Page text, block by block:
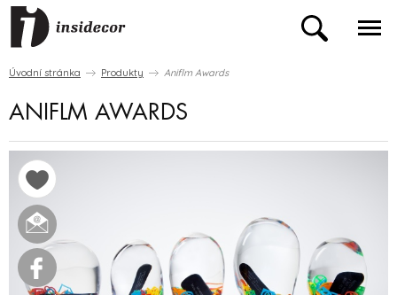
Úvodní stránka Produkty Aniflm Awards
ANIFLM AWARDS